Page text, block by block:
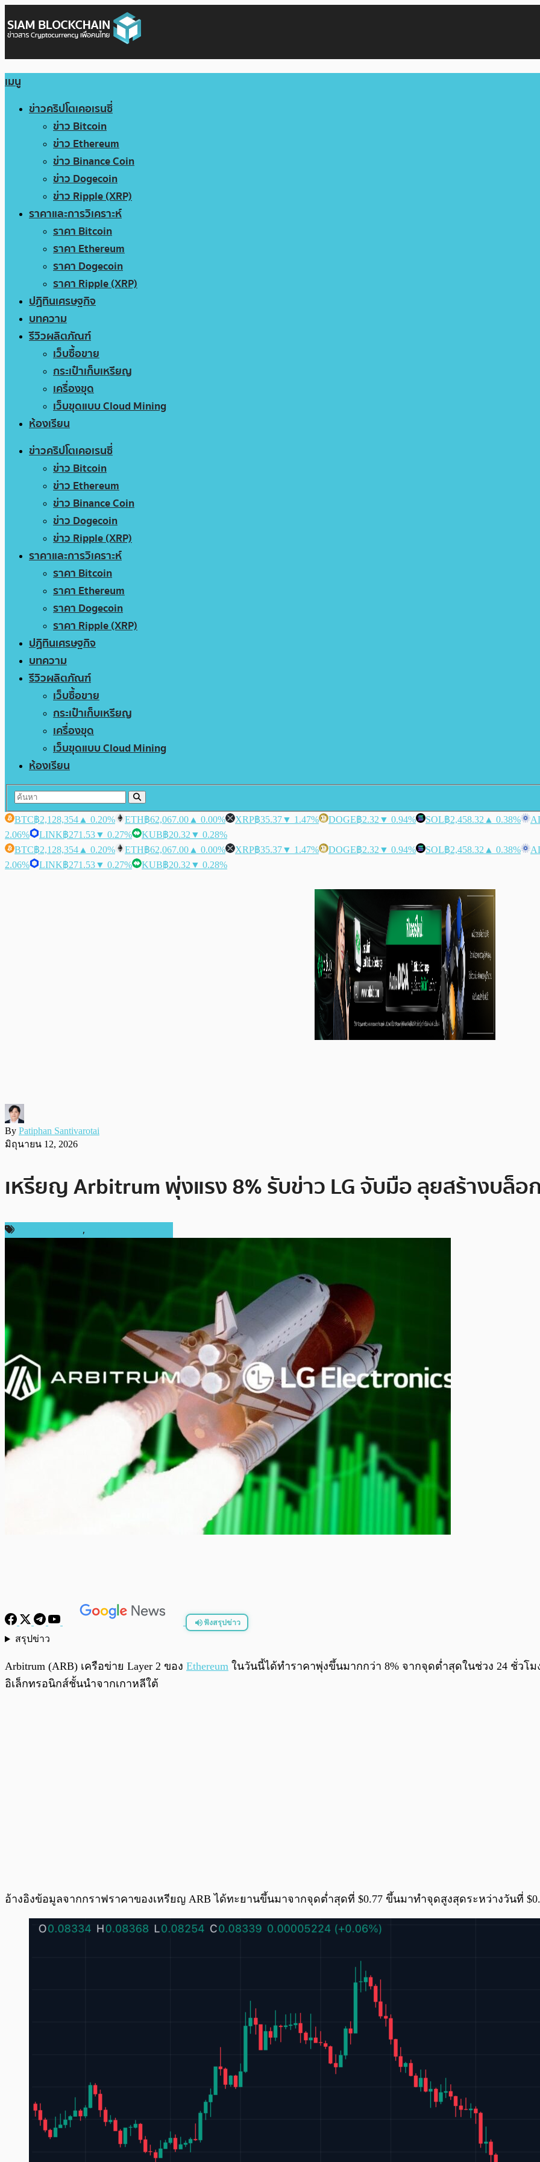
เมนู
ข่าวคริปโตเคอเรนซี่
ข่าว Bitcoin
ข่าว Ethereum
ข่าว Binance Coin
ข่าว Dogecoin
ข่าว Ripple (XRP)
ราคาและการวิเคราะห์
ราคา Bitcoin
ราคา Ethereum
ราคา Dogecoin
ราคา Ripple (XRP)
ปฏิทินเศรษฐกิจ
บทความ
รีวิวผลิตภัณฑ์
เว็บซื้อขาย
กระเป๋าเก็บเหรียญ
เครื่องขุด
เว็บขุดแบบ Cloud Mining
ห้องเรียน
ข่าวคริปโตเคอเรนซี่
ข่าว Bitcoin
ข่าว Ethereum
ข่าว Binance Coin
ข่าว Dogecoin
ข่าว Ripple (XRP)
ราคาและการวิเคราะห์
ราคา Bitcoin
ราคา Ethereum
ราคา Dogecoin
ราคา Ripple (XRP)
ปฏิทินเศรษฐกิจ
บทความ
รีวิวผลิตภัณฑ์
เว็บซื้อขาย
กระเป๋าเก็บเหรียญ
เครื่องขุด
เว็บขุดแบบ Cloud Mining
ห้องเรียน
BTC฿2,128,354 ▲ 0.20% ETH฿62,067.00 ▲ 0.00% XRP฿35.37▼ 1.47% DOGE฿2.32 ▼ 0.94% SOL฿2,458.32 ▲ 0.38%
2.06%
LINK฿271.53▼ 0.27% KUB฿20.32 ▼ 0.28%
BTC฿2,128,354 ▲ 0.20% ETH฿62,067.00 ▲ 0.00% XRP฿35.37▼ 1.47% DOGE฿2.32 ▼ 0.94% SOL฿2,458.32 ▲ 0.38%
2.06%
LINK฿271.53▼ 0.27% KUB฿20.32 ▼ 0.28%
By Patiphan Santivarotai
มิถุนายน 12, 2026
เหรียญ Arbitrum พุ่งแรง 8% รับข่าว LG จับมือ ลุยสร้างบล็อ
,
ฟังสรุปข่าว
สรุปข่าว
Arbitrum (ARB) เครือข่าย Layer 2 ของ Ethereum ในวันนี้ได้ทำราคาพุ่งขึ้นมากกว่า 8% จากจุดต่ำสุดในช่วง 24 ชั่ว
อิเล็กทรอนิกส์ชั้นนำจากเกาหลีใต้
อ้างอิงข้อมูลจากกราฟราคาของเหรียญ ARB ได้ทะยานขึ้นมาจากจุดต่ำสุดที่ $0.77 ขึ้นมาทำจุดสูงสุดระหว่างวันที่